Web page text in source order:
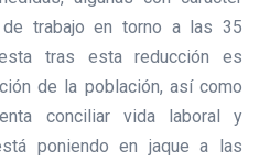
de trabajo en torno a las 35
tras esta reducción es
de la población, así como
conciliar vida laboral y
poniendo en jaque a las